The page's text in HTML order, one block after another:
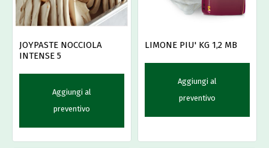
JOYPASTE NOCCIOLA
INTENSE 5
Aggiungi al
preventivo
LIMONE PIU' KG 1,2 MB
Aggiungi al
preventivo